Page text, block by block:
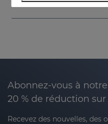
Abonnez-vous à
20 % de réduction
Recevez des nouvelles, des